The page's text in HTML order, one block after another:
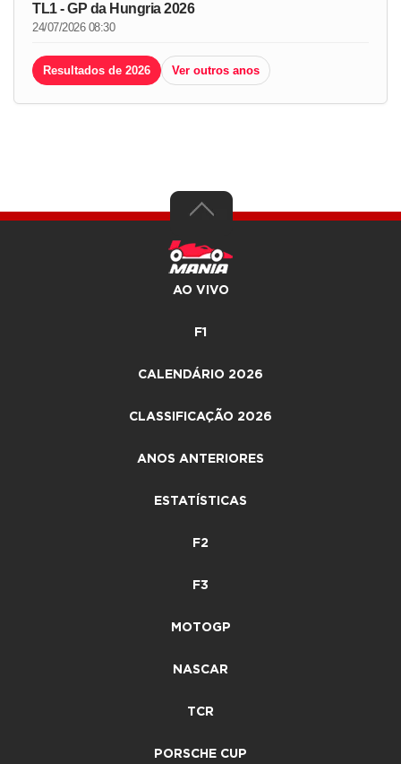
TL1 - GP da Hungria 2026
24/07/2026 08:30
Resultados de 2026 Ver outros anos
AO VIVO
F1
CALENDÁRIO 2026
CLASSIFICAÇÃO 2026
ANOS ANTERIORES
ESTATÍSTICAS
F2
F3
MOTOGP
NASCAR
TCR
PORSCHE CUP